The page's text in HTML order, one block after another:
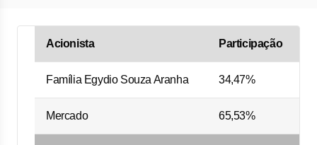
Acionista Participação
Família Egydio Souza Aranha 34,47%
Mercado 65,53%